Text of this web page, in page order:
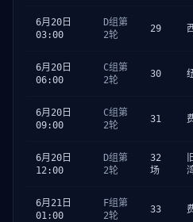
6月20日
03:00
D组第
2轮
29
6月20日
06:00
C组第
2轮
30
6月20日
09:00
C组第
2轮
31
6月20日
12:00
D组第
2轮
32
场
6月21日
01:00
F组第
2轮
33